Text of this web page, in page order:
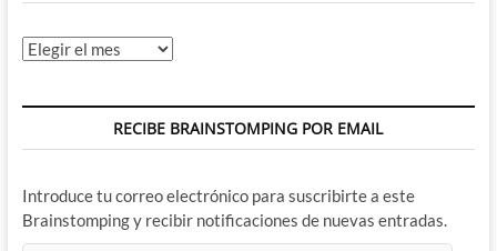
Archivos
RECIBE BRAINSTOMPING POR EMAIL
Introduce tu correo electrónico para suscribirte a este
Brainstomping y recibir notificaciones de nuevas entradas.